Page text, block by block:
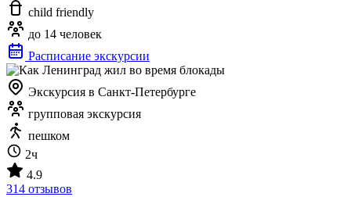
child friendly
до 14 человек
Расписание экскурсии
Экскурсия в Санкт-Петербурге
групповая экскурсия
пешком
2ч
4.9
314 отзывов